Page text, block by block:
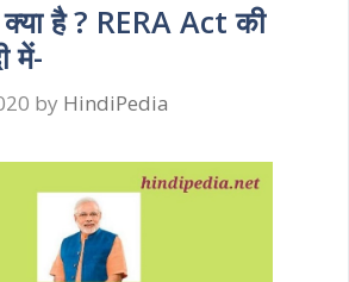
क्या है ? RERA Act की
में-
by HindiPedia